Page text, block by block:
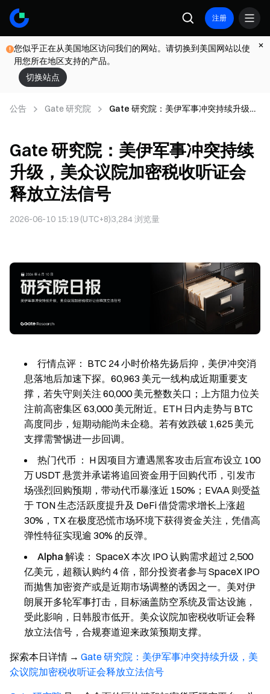
注册
您似乎正在从美国地区访问我们的网站。请切换到美国网站以使
用您所在地区支持的产品。
切换站点
公告 Gate 研究院
Gate 研究院：美伊军事冲突持续升级，
Gate 研究院：美伊军事冲突持续
升级，美众议院加密税收听证会
释放立法信号
2026-06-10 15:19 (UTC+8)3,284浏览量
行情点评： BTC 24 小时价格先扬后抑，美伊冲突消
息落地后加速下探。60,963 美元一线构成近期重要支
撑，若失守则关注 60,000 美元整数关口；上方阻力位关
注前高密集区 63,000 美元附近。ETH 日内走势与 BTC
高度同步，短期动能尚未企稳。若有效跌破 1,625 美元
支撑需警惕进一步回调。
热门代币 ： H 因项目方遭遇黑客攻击后宣布设立 100
万 USDT 悬赏并承诺将追回资金用于回购代币，引发市
场强烈回购预期，带动代币暴涨近 150%；EVAA 则受益
于 TON 生态活跃度提升及 DeFi 借贷需求增长上涨超
30%，TX 在极度恐慌市场环境下获得资金关注，凭借高
弹性特征实现逾 30% 的反弹。
Alpha 解读： SpaceX 本次 IPO 认购需求超过 2,500
亿美元，超额认购约 4 倍，部分投资者参与 SpaceX IPO
而抛售加密资产或是近期市场调整的诱因之一。美对伊
朗展开多轮军事打击，目标涵盖防空系统及雷达设施，
受此影响，日韩股市低开。美众议院加密税收听证会释
放立法信号，合规赛道迎来政策预期支撑。
探索本日详情 → Gate 研究院：美伊军事冲突持续升级，美
众议院加密税收听证会释放立法信号